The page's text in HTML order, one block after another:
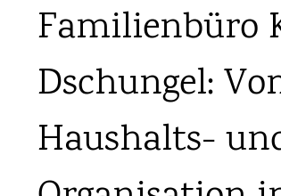
Familienbüro
Dschungel:
Haushalts-